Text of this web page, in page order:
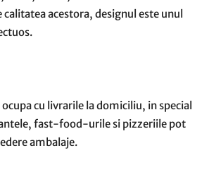
calitatea acestora, designul este unul
ocupa cu livrarile la domiciliu, in special
fast-food-urile si pizzeriile pot
ambalaje.